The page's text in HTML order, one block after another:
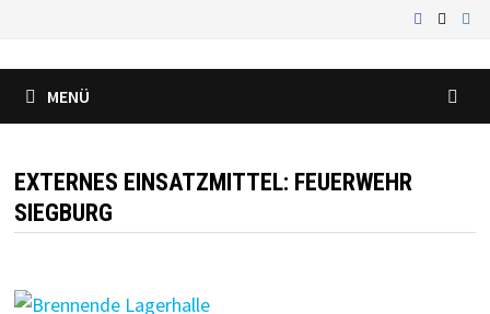
springen
MENÜ
EXTERNES EINSATZMITTEL: FEUERWEHR
SIEGBURG